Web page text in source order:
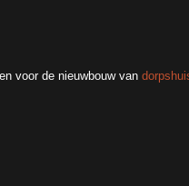
voor de nieuwbouw van